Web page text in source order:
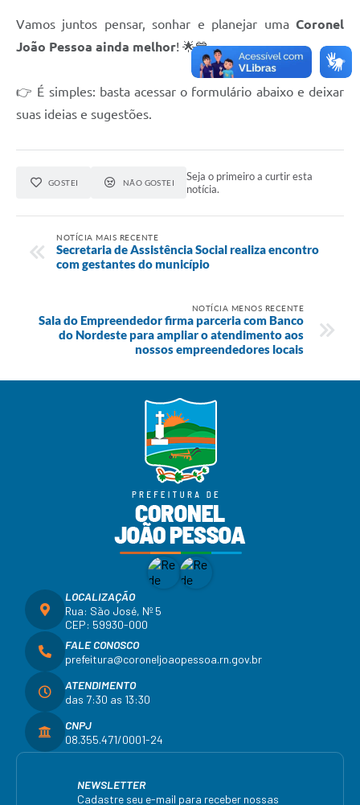
Vamos juntos pensar, sonhar e planejar uma Coronel
João Pessoa ainda melhor! 🌟💙
👉 É simples: basta acessar o formulário abaixo e deixar
suas ideias e sugestões.
GOSTEI NÃO GOSTEI
Seja o primeiro a curtir esta
notícia.
NOTÍCIA MAIS RECENTE
Secretaria de Assistência Social realiza encontro
com gestantes do município
NOTÍCIA MENOS RECENTE
Sala do Empreendedor firma parceria com Banco
do Nordeste para ampliar o atendimento aos
nossos empreendedores locais
LOCALIZAÇÃO
Rua: São José, Nº 5
CEP: 59930-000
FALE CONOSCO
prefeitura@coroneljoaopessoa.rn.gov.br
ATENDIMENTO
das 7:30 as 13:30
CNPJ
08.355.471/0001-24
NEWSLETTER
Cadastre seu e-mail para receber nossas